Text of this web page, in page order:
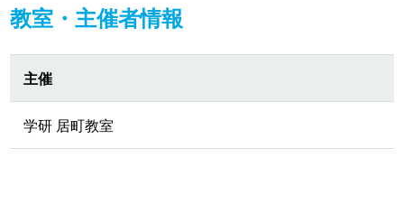
教室・主催者情報
主催
学研 居町教室